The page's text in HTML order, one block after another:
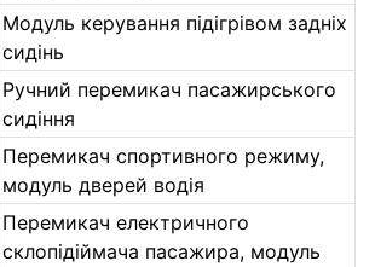
Модуль керування підігрівом задніх
сидінь
Ручний перемикач пасажирського
сидіння
Перемикач спортивного режиму,
модуль дверей водія
Перемикач електричного
склопідіймача пасажира, модуль